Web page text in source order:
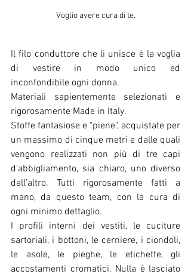
Voglio avere cura di te.
Il filo conduttore che li unisce è la voglia
di vestire in modo unico ed
inconfondibile ogni donna.
Materiali sapientemente selezionati e
rigorosamente Made in Italy.
Stoffe fantasiose e "piene", acquistate per
un massimo di cinque metri e dalle quali
vengono realizzati non più di tre capi
d’abbigliamento, sia chiaro, uno diverso
dall’altro. Tutti rigorosamente fatti a
mano, da questo team, con la cura di
ogni minimo dettaglio.
I profili interni dei vestiti, le cuciture
sartoriali, i bottoni, le cerniere, i ciondoli,
le asole, le pieghe, le etichette, gli
accostamenti cromatici. Nulla è lasciato